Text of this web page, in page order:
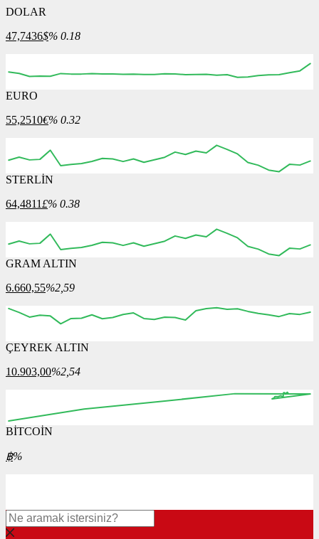
DOLAR
47,7436$% 0.18
16:00
EURO
55,2510€% 0.32
16:00
STERLİN
64,4811£% 0.38
16:00 17:00
GRAM ALTIN
6.660,55%2,59
16:00 17:00
ÇEYREK ALTIN
10.903,00%2,54
00:00
BİTCOİN
฿%